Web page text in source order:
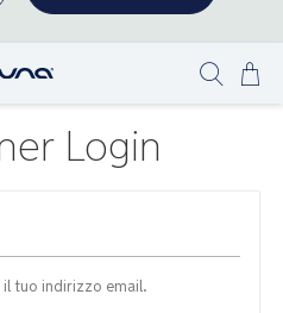
Login
tuo indirizzo email.